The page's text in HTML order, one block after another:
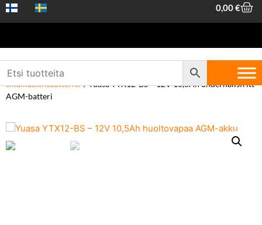
0,00€
Hem /Fordonstillbehör
småmaskinsbatterier/ Yuasa YTX12-BS – 12V 10,5Ah underhållsfritt
AGM-batteri